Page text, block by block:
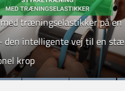
træningselastikker på en
den intelligente vej til en
krop